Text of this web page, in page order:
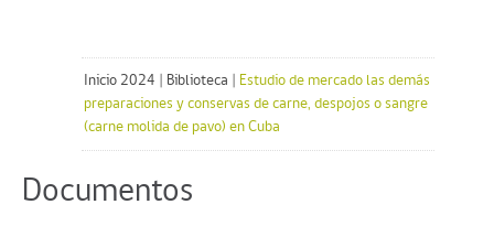
Inicio 2024 Biblioteca
Estudio de mercado las demás
preparaciones y conservas de carne, despojos o sangre
(carne molida de pavo) en Cuba
Documentos